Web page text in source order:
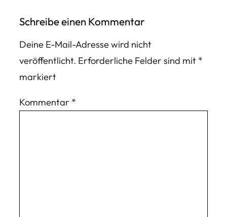
Schreibe einen Kommentar
Deine E-Mail-Adresse wird nicht
veröffentlicht. Erforderliche Felder sind mit *
markiert
Kommentar *